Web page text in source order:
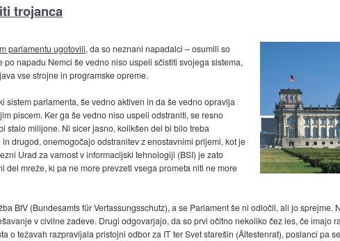
trojanca
parlamentu ugotovili, da so neznani napadalci – osumili so
napadu Nemci še vedno niso uspeli sčistiti svojega sistema,
vse strojne in programske opreme.
sistem parlamenta, še vedno aktiven in da še vedno opravlja
piscem. Ker ga še vedno niso uspeli odstraniti, se resno
stalo milijone. Ni sicer jasno, kolikšen del bi bilo treba
drugod, onemogočajo odstranitev z enostavnimi prijemi, kot je
Urad za varnost v informacijski tehnologiji (BSI) je zato
mreže, ki pa ne more prevzeti vsega prometa niti ne more
BfV (Bundesamts für Verfassungsschutz), a se Parlament še ni odločil, ali jo sprejme.
v civilne zadeve. Drugi odgovarjajo, da so prvi očitno nekoliko čez les, če imajo
o težavah razpravljala pristojni odbor za IT ter Svet starešin (Ältestenrat), poslanci pa